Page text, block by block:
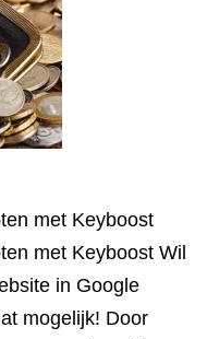
met Keyboost
met Keyboost Wil
in Google
mogelijk! Door